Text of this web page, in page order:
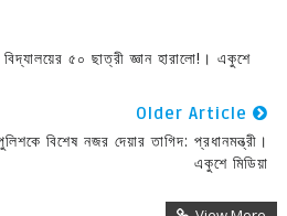
৫০ ছাত্রী জ্ঞান হারালো!। একুশে
Older Article
বিশেষ নজর দেয়ার তাগিদ: প্রধানমন্ত্রী।
একুশে মিডিয়া